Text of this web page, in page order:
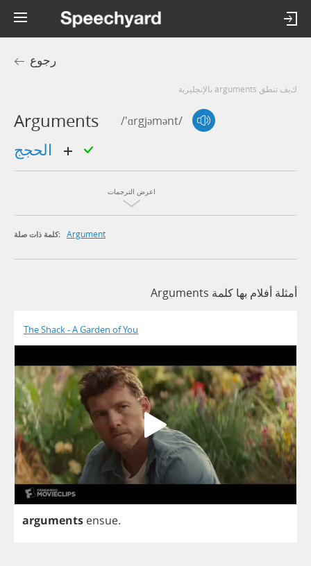
رجوع
كيف تنطق arguments بالإنجليزية
Arguments /'ɑrgjəmənt/
اعرض الترجمات
كلمة ذات صلة: Argument
أمثلة أفلام بها كلمة Arguments
The Shack - A Garden of You
arguments ensue.